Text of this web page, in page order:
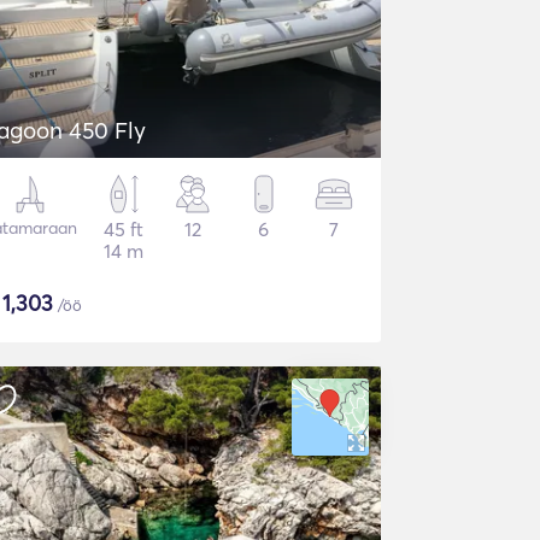
450 Fly
45 ft
14 m
12 6 7
1,303 /öö